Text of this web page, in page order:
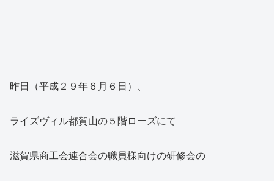
昨日（平成２９年６月６日）、
ライズヴィル都賀山の５階ローズにて
滋賀県商工会連合会の職員様向けの研修会の